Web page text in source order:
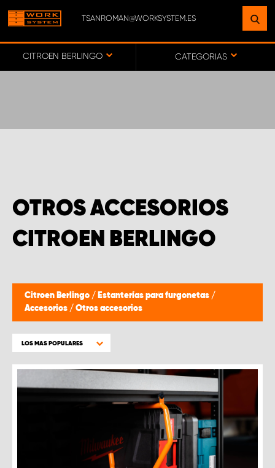
TSANROMAN@WORKSYSTEM.ES
CITROEN BERLINGO CATEGORIAS
OTROS ACCESORIOS
CITROEN BERLINGO
Citroen Berlingo / Estanterías para furgonetas /
Accesorios / Otros accesorios
LOS MAS POPULARES
ENCUENTRE UNA INSTALACIÓN
CERCA DE USTED